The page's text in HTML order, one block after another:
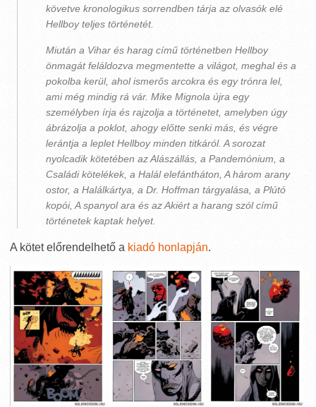
követve kronologikus sorrendben tárja az olvasók elé
Hellboy teljes történetét.
Miután a Vihar és harag című történetben Hellboy
önmagát feláldozva megmentette a világot, meghal és a
pokolba kerül, ahol ismerős arcokra és egy trónra lel,
ami még mindig rá vár. Mike Mignola újra egy
személyben írja és rajzolja a történetet, amelyben úgy
ábrázolja a poklot, ahogy előtte senki más, és végre
lerántja a leplet Hellboy minden titkáról. A sorozat
nyolcadik kötetében az Alászállás, a Pandemónium, a
Családi kötelékek, a Halál elefántháton, A három arany
ostor, a Halálkártya, a Dr. Hoffman tárgyalása, a Plútó
kopói, A spanyol ara és az Akiért a harang szól című
történetek kaptak helyet.
A kötet előrendelhető a kiadó honlapján.